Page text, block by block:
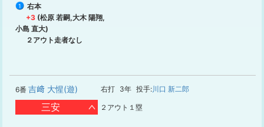
1
右本
+3 (松原 若嗣,大木 陽翔,
小島 直大)
２アウト走者なし
6番 吉﨑 大惺(遊) 右打 3年 投手:川口 新二郎
三安 ２アウト１塁